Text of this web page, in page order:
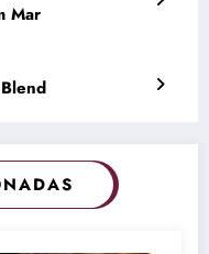
Mar